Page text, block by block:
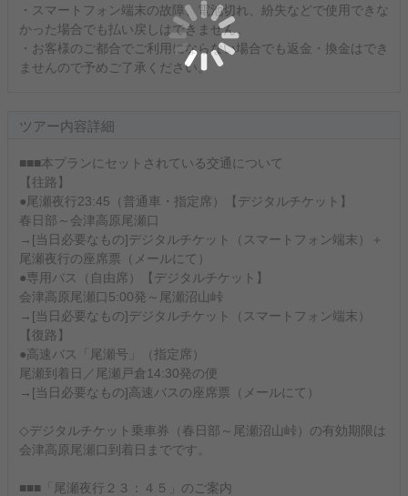
・スマートフォン端末の故障、電池切れ、紛失などで使用できな
かった場合でも払い戻しはできません。
・お客様のご都合でご利用にならない場合でも返金・換金はでき
ませんので予めご了承ください。
ツアー内容詳細
■■■本プランにセットされている交通について
【往路】
●尾瀬夜行23:45（普通車・指定席）【デジタルチケット】
春日部～会津高原尾瀬口
→[当日必要なもの]デジタルチケット（スマートフォン端末）＋
尾瀬夜行の座席票（メールにて）
●専用バス（自由席）【デジタルチケット】
会津高原尾瀬口5:00発～尾瀬沼山峠
→[当日必要なもの]デジタルチケット（スマートフォン端末）
【復路】
●高速バス「尾瀬号」（指定席）
尾瀬到着日／尾瀬戸倉14:30発の便
→[当日必要なもの]高速バスの座席票（メールにて）
◇デジタルチケット乗車券（春日部～尾瀬沼山峠）の有効期限は
会津高原尾瀬口到着日までです。
■■■「尾瀬夜行２３：４５」のご案内